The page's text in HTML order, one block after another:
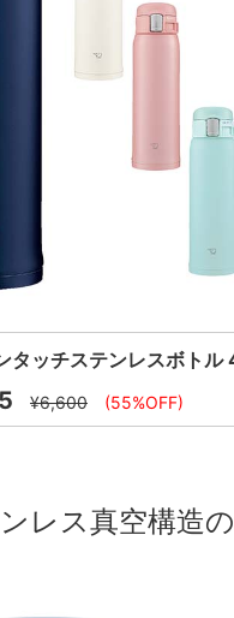
タッチステンレスボト
¥6,600 (55%OFF)
レス真空構造